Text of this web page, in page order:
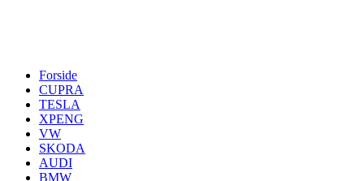
Forside
CUPRA
TESLA
XPENG
VW
SKODA
AUDI
BMW